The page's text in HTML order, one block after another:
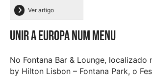
Ver artigo
Unir a Europa num menu
No Fontana Bar & Lounge, localizado
by Hilton Lisbon – Fontana Park, o